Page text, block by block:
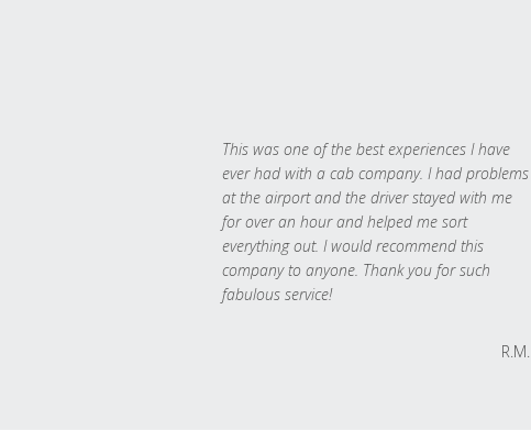
This was one of the best experiences I have
ever had with a cab company. I had problems
at the airport and the driver stayed with me
for over an hour and helped me sort
everything out. I would recommend this
company to anyone. Thank you for such
fabulous service!
R.M.